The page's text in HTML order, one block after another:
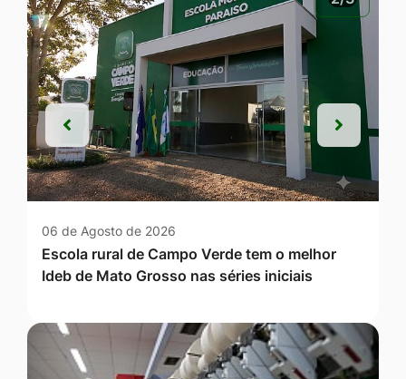
06 de Agosto de 2026
Escola rural de Campo Verde tem o melhor
Ideb de Mato Grosso nas séries iniciais
Anterior
Anterior Próxima